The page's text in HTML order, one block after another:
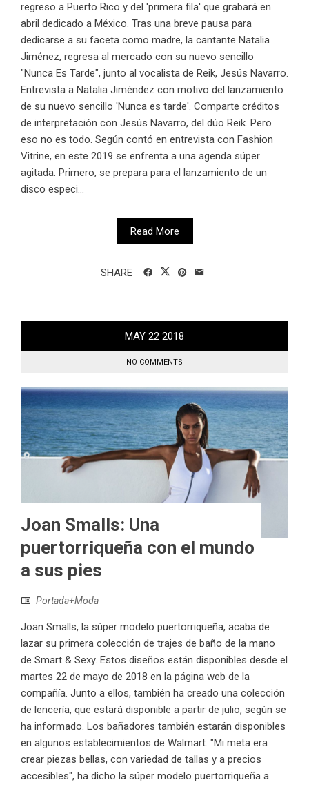
regreso a Puerto Rico y del 'primera fila' que grabará en
abril dedicado a México. Tras una breve pausa para
dedicarse a su faceta como madre, la cantante Natalia
Jiménez, regresa al mercado con su nuevo sencillo
"Nunca Es Tarde", junto al vocalista de Reik, Jesús Navarro.
Entrevista a Natalia Jiméndez con motivo del lanzamiento
de su nuevo sencillo 'Nunca es tarde'. Comparte créditos
de interpretación con Jesús Navarro, del dúo Reik. Pero
eso no es todo. Según contó en entrevista con Fashion
Vitrine, en este 2019 se enfrenta a una agenda súper
agitada. Primero, se prepara para el lanzamiento de un
disco especi...
Read More
SHARE
MAY 22 2018
NO COMMENTS
Joan Smalls: Una
puertorriqueña con el mundo
a sus pies
Portada+Moda
Joan Smalls, la súper modelo puertorriqueña, acaba de
lazar su primera colección de trajes de baño de la mano
de Smart & Sexy. Estos diseños están disponibles desde el
martes 22 de mayo de 2018 en la página web de la
compañía. Junto a ellos, también ha creado una colección
de lencería, que estará disponible a partir de julio, según se
ha informado. Los bañadores también estarán disponibles
en algunos establecimientos de Walmart. "Mi meta era
crear piezas bellas, con variedad de tallas y a precios
accesibles", ha dicho la súper modelo puertorriqueña a